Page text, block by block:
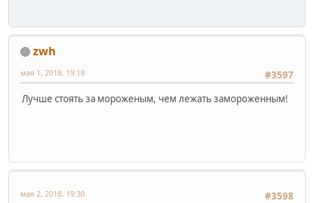
zwh
#3597
мая 1, 2018, 19:18
Лучше стоять за мороженым, чем лежать замороженным!
#3598
мая 2, 2018, 19:30